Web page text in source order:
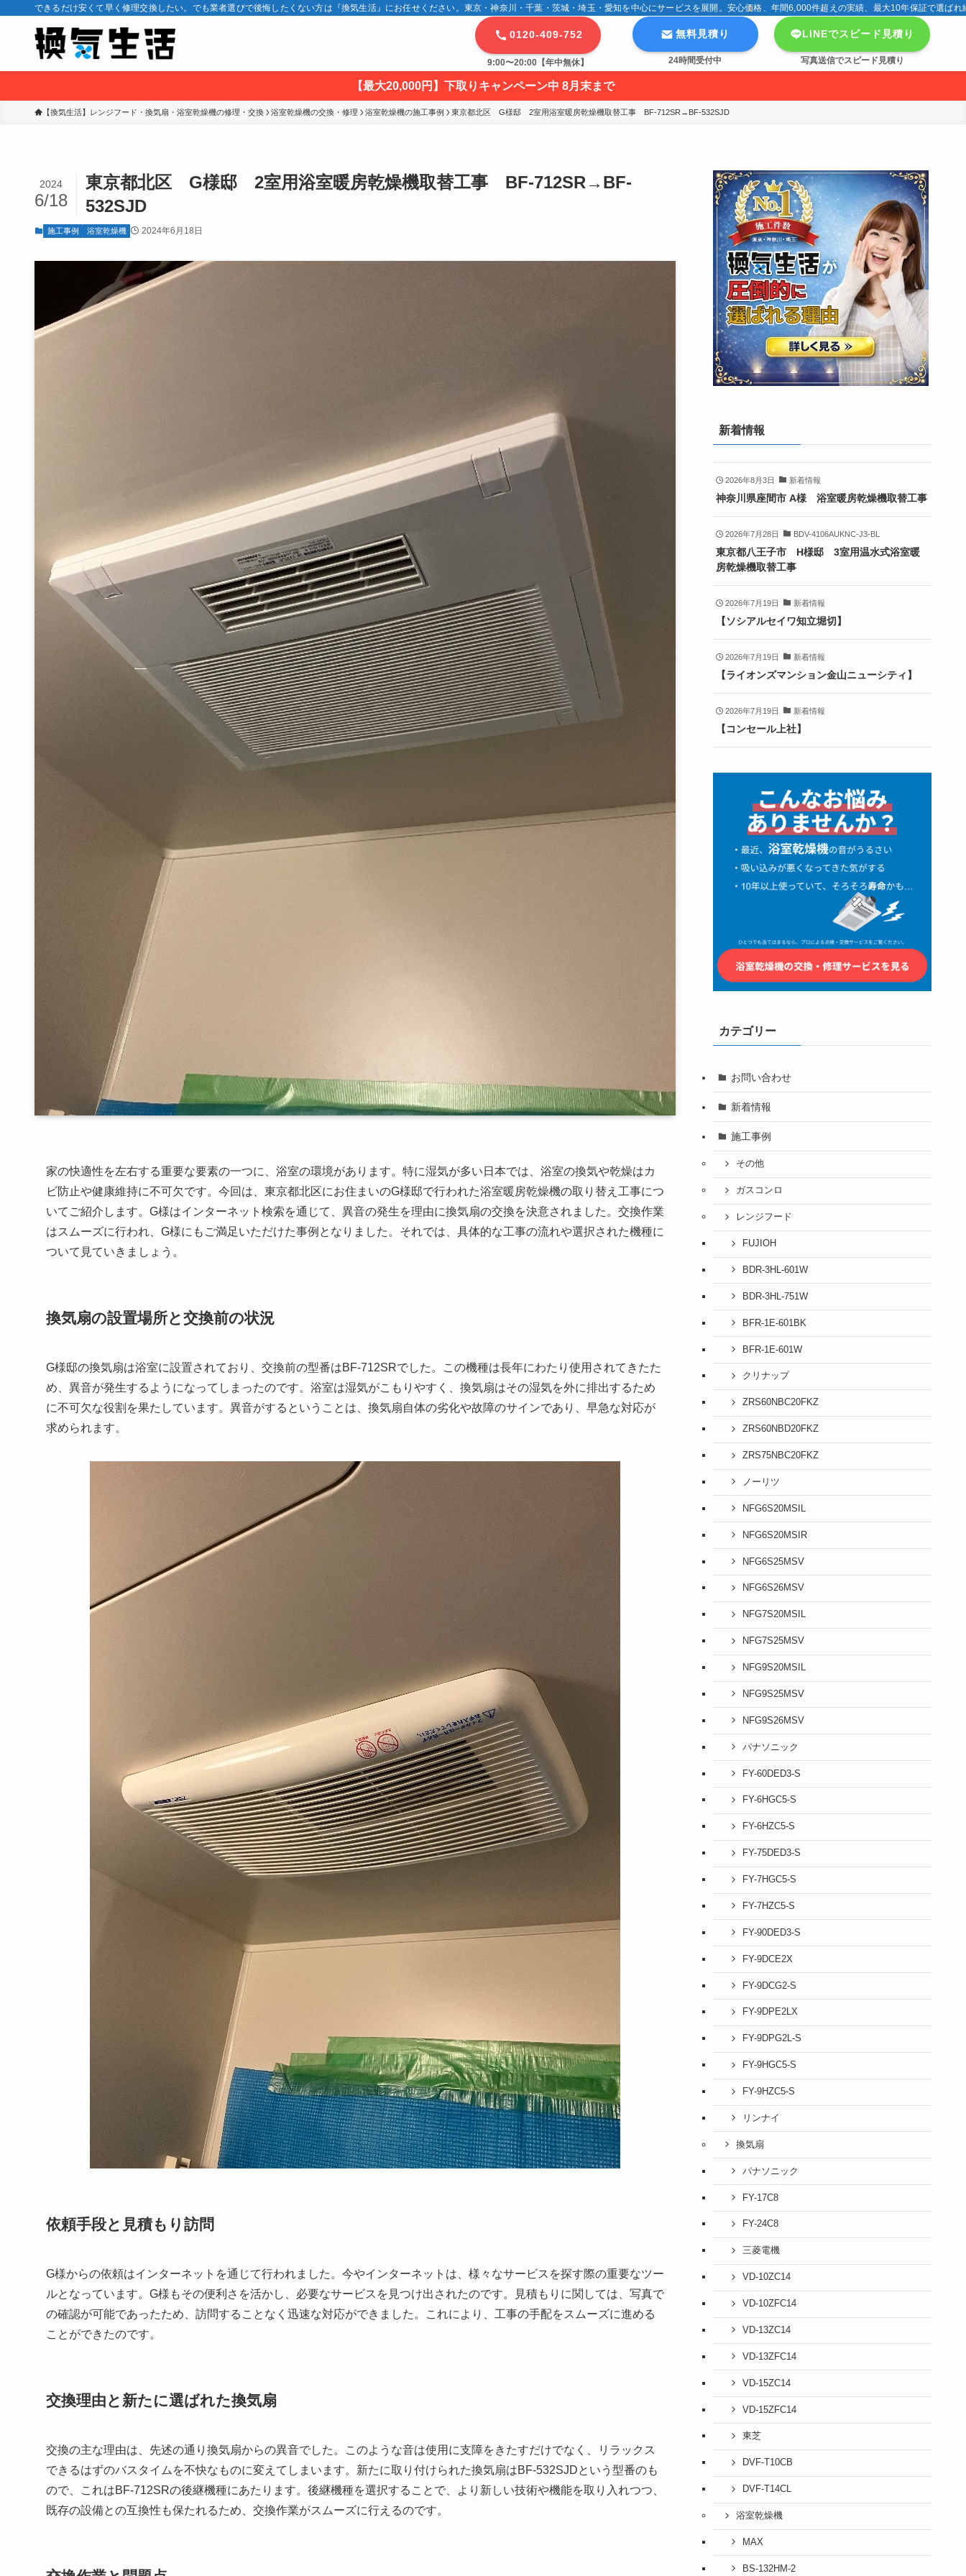
できるだけ安くて早く修理交換したい。でも業者選びで後悔したくない方は『換気生活』にお任せください。東京・神奈川・千葉・茨城・埼玉・愛知を中心にサービスを展開。安心価格、年間6,000件超えの実績、最大10年保証で選ばれ
0120-409-752
9:00〜20:00【年中無休】
無料見積り
24時間受付中
LINEでスピード見積り
写真送信でスピード見積り
【最大20,000円】下取りキャンペーン中 8月末まで
【換気生活】レンジフード・換気扇・浴室乾燥機の修理・交換 浴室乾燥機の交換・修理 浴室乾燥機の施工事例 東京都北区　G様邸　2室用浴室暖房乾燥機取替工事　BF-712SR→BF-532SJD
東京都北区 G様邸 2室用浴室暖房乾燥機取替工事 BF-712SR→BF-
532SJD
2024
6/18
施工事例 浴室乾燥機 2024年6月18日
家の快適性を左右する重要な要素の一つに、浴室の環境があります。特に湿気が多い日本では、浴室の換気や乾燥はカ
ビ防止や健康維持に不可欠です。今回は、東京都北区にお住まいのG様邸で行われた浴室暖房乾燥機の取り替え工事につ
いてご紹介します。G様はインターネット検索を通じて、異音の発生を理由に換気扇の交換を決意されました。交換作業
はスムーズに行われ、G様にもご満足いただけた事例となりました。それでは、具体的な工事の流れや選択された機種に
ついて見ていきましょう。
換気扇の設置場所と交換前の状況
G様邸の換気扇は浴室に設置されており、交換前の型番はBF-712SRでした。この機種は長年にわたり使用されてきたた
め、異音が発生するようになってしまったのです。浴室は湿気がこもりやすく、換気扇はその湿気を外に排出するため
に不可欠な役割を果たしています。異音がするということは、換気扇自体の劣化や故障のサインであり、早急な対応が
求められます。
依頼手段と見積もり訪問
G様からの依頼はインターネットを通じて行われました。今やインターネットは、様々なサービスを探す際の重要なツー
ルとなっています。G様もその便利さを活かし、必要なサービスを見つけ出されたのです。見積もりに関しては、写真で
の確認が可能であったため、訪問することなく迅速な対応ができました。これにより、工事の手配をスムーズに進める
ことができたのです。
交換理由と新たに選ばれた換気扇
交換の主な理由は、先述の通り換気扇からの異音でした。このような音は使用に支障をきたすだけでなく、リラックス
できるはずのバスタイムを不快なものに変えてしまいます。新たに取り付けられた換気扇はBF-532SJDという型番のも
ので、これはBF-712SRの後継機種にあたります。後継機種を選択することで、より新しい技術や機能を取り入れつつ、
既存の設備との互換性も保たれるため、交換作業がスムーズに行えるのです。
新着情報
2026年8月3日 新着情報
神奈川県座間市 A様 浴室暖房乾燥機取替工事
2026年7月28日 BDV-4106AUKNC-J3-BL
東京都八王子市 H様邸 3室用温水式浴室暖
房乾燥機取替工事
2026年7月19日 新着情報
【ソシアルセイワ知立堀切】
2026年7月19日 新着情報
【ライオンズマンション金山ニューシティ】
2026年7月19日 新着情報
【コンセール上社】
カテゴリー
お問い合わせ
新着情報
施工事例
その他
ガスコンロ
レンジフード
FUJIOH
BDR-3HL-601W
BDR-3HL-751W
BFR-1E-601BK
BFR-1E-601W
クリナップ
ZRS60NBC20FKZ
ZRS60NBD20FKZ
ZRS75NBC20FKZ
ノーリツ
NFG6S20MSIL
NFG6S20MSIR
NFG6S25MSV
NFG6S26MSV
NFG7S20MSIL
NFG7S25MSV
NFG9S20MSIL
NFG9S25MSV
NFG9S26MSV
パナソニック
FY-60DED3-S
FY-6HGC5-S
FY-6HZC5-S
FY-75DED3-S
FY-7HGC5-S
FY-7HZC5-S
FY-90DED3-S
FY-9DCE2X
FY-9DCG2-S
FY-9DPE2LX
FY-9DPG2L-S
FY-9HGC5-S
FY-9HZC5-S
リンナイ
換気扇
パナソニック
FY-17C8
FY-24C8
三菱電機
VD-10ZC14
VD-10ZFC14
VD-13ZC14
VD-13ZFC14
VD-15ZC14
VD-15ZFC14
東芝
DVF-T10CB
DVF-T14CL
浴室乾燥機
MAX
BS-132HM-2